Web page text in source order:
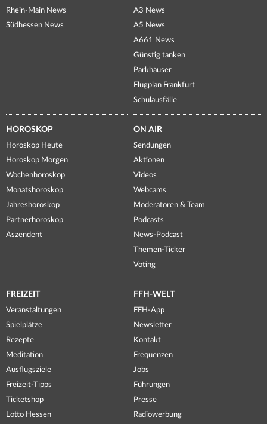
Rhein-Main News
Südhessen News
A3 News
A5 News
A661 News
Günstig tanken
Parkhäuser
Flugplan Frankfurt
Schulausfälle
HOROSKOP
Horoskop Heute
Horoskop Morgen
Wochenhoroskop
Monatshoroskop
Jahreshoroskop
Partnerhoroskop
Aszendent
ON AIR
Sendungen
Aktionen
Videos
Webcams
Moderatoren & Team
Podcasts
News-Podcast
Themen-Ticker
Voting
FREIZEIT
Veranstaltungen
Spielplätze
Rezepte
Meditation
Ausflugsziele
Freizeit-Tipps
Ticketshop
Lotto Hessen
FFH-WELT
FFH-App
Newsletter
Kontakt
Frequenzen
Jobs
Führungen
Presse
Radiowerbung